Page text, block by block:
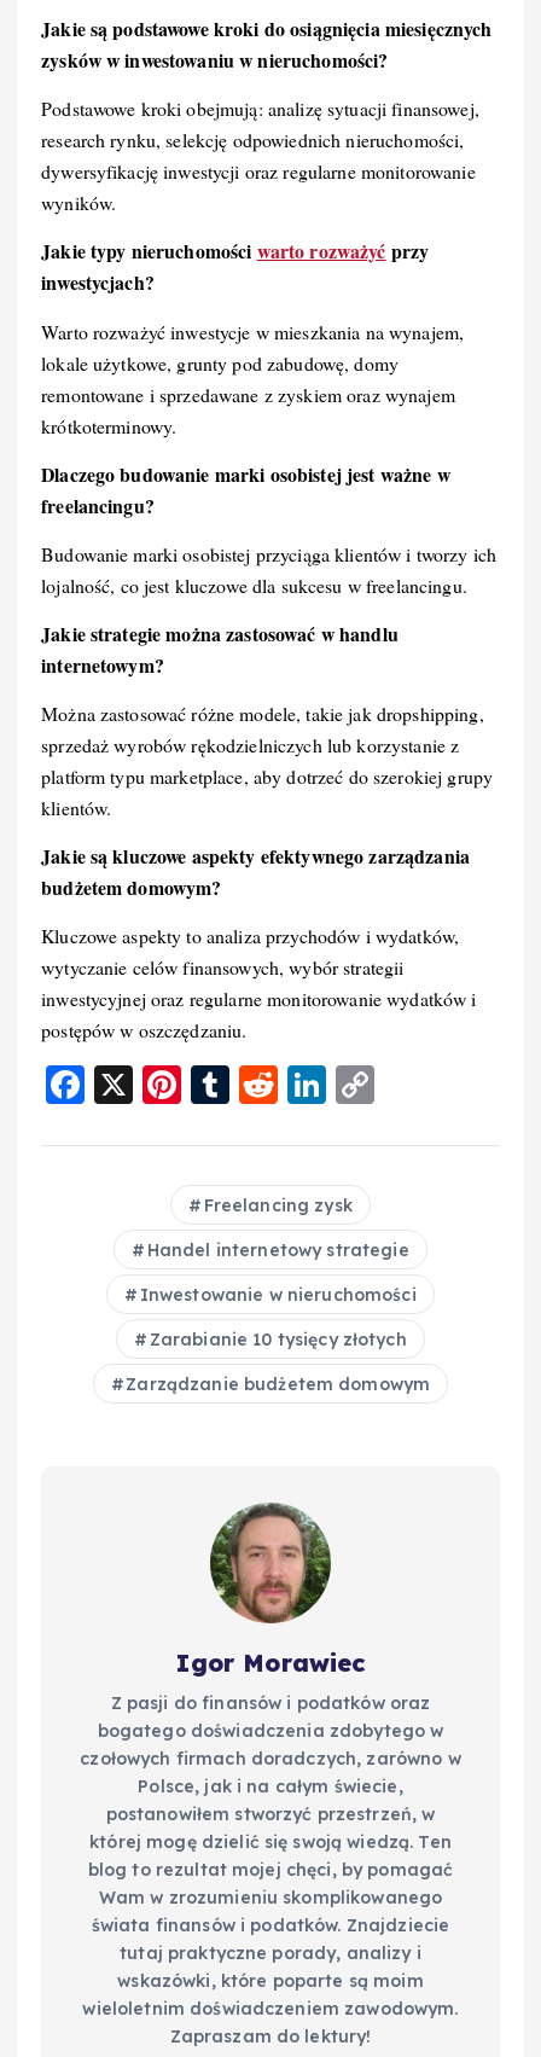
Jakie są podstawowe kroki do osiągnięcia miesięcznych
zysków w inwestowaniu w nieruchomości?
Podstawowe kroki obejmują: analizę sytuacji finansowej,
research rynku, selekcję odpowiednich nieruchomości,
dywersyfikację inwestycji oraz regularne monitorowanie
wyników.
Jakie typy nieruchomości warto rozważyć przy
inwestycjach?
Warto rozważyć inwestycje w mieszkania na wynajem,
lokale użytkowe, grunty pod zabudowę, domy
remontowane i sprzedawane z zyskiem oraz wynajem
krótkoterminowy.
Dlaczego budowanie marki osobistej jest ważne w
freelancingu?
Budowanie marki osobistej przyciąga klientów i tworzy ich
lojalność, co jest kluczowe dla sukcesu w freelancingu.
Jakie strategie można zastosować w handlu
internetowym?
Można zastosować różne modele, takie jak dropshipping,
sprzedaż wyrobów rękodzielniczych lub korzystanie z
platform typu marketplace, aby dotrzeć do szerokiej grupy
klientów.
Jakie są kluczowe aspekty efektywnego zarządzania
budżetem domowym?
Kluczowe aspekty to analiza przychodów i wydatków,
wytyczanie celów finansowych, wybór strategii
inwestycyjnej oraz regularne monitorowanie wydatków i
postępów w oszczędzaniu.
F
c
o
o
k
X
Pi
er
e
st
T
m
bl
r
R
d
di
t
Li
k
e
d
I
n
p
Li
n
k
Freelancing zysk
Handel internetowy strategie
Inwestowanie w nieruchomości
Zarabianie 10 tysięcy złotych
Zarządzanie budżetem domowym
Igor Morawiec
Z pasji do finansów i podatków oraz
bogatego doświadczenia zdobytego w
czołowych firmach doradczych, zarówno w
Polsce, jak i na całym świecie,
postanowiłem stworzyć przestrzeń, w
której mogę dzielić się swoją wiedzą. Ten
blog to rezultat mojej chęci, by pomagać
Wam w zrozumieniu skomplikowanego
świata finansów i podatków. Znajdziecie
tutaj praktyczne porady, analizy i
wskazówki, które poparte są moim
wieloletnim doświadczeniem zawodowym.
Zapraszam do lektury!